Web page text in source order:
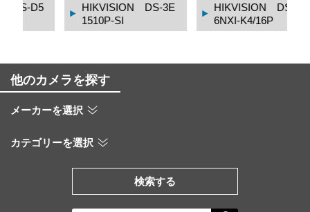
HIKVISION DS-3E
1510P-SI
HIKVISION DS-771
6NXI-K4/16P
他のカメラを探す
メーカーを選択
カテゴリーを選択
検索する